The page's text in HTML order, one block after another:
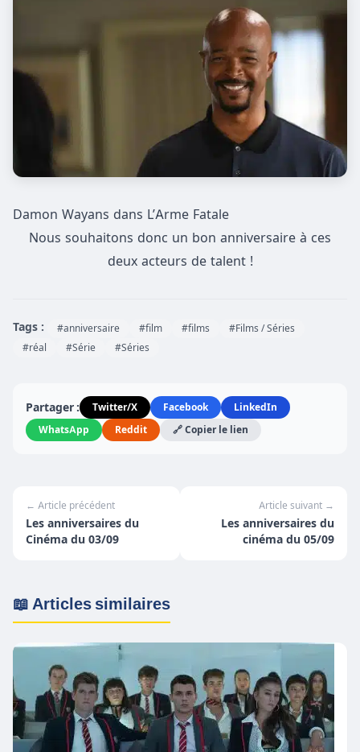
Damon Wayans dans L’Arme Fatale
Nous souhaitons donc un bon anniversaire à ces
deux acteurs de talent !
Tags : #anniversaire #film #films
#Films / Séries
#réal
#Série #Séries
Partager : Twitter/X Facebook
LinkedIn
WhatsApp
Reddit 🔗 Copier le lien
← Article précédent
Les anniversaires du
Cinéma du 03/09
Article suivant →
Les anniversaires du
cinéma du 05/09
📖 Articles similaires